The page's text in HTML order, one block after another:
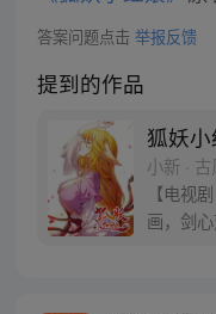
答案问题点击 举报反馈
提到的作品
狐妖
小新 ·
【电视
画，剑